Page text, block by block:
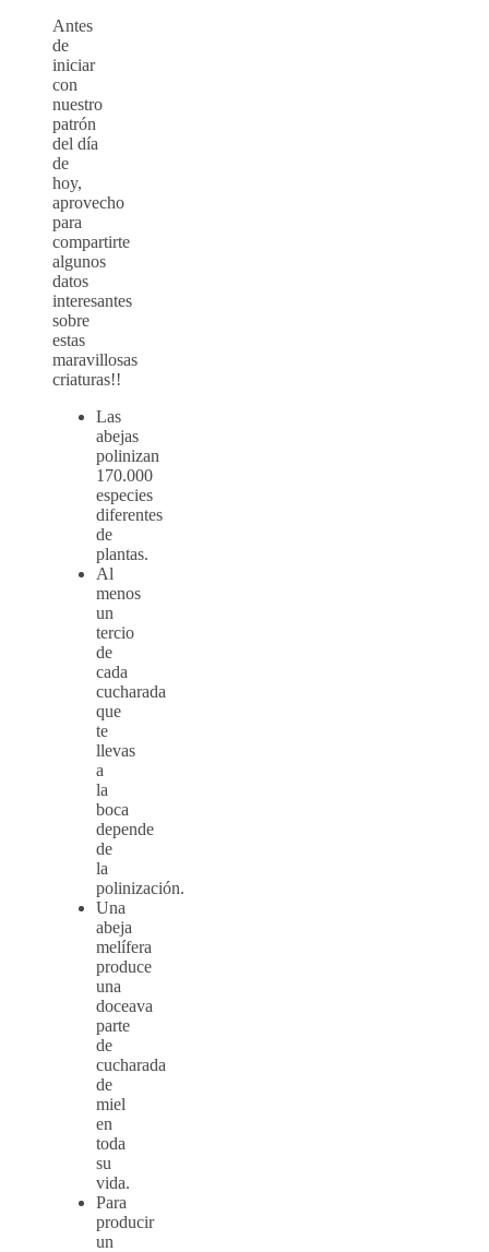
Antes
de
iniciar
con
nuestro
patrón
del día
de
hoy,
aprovecho
para
compartirte
algunos
datos
interesantes
sobre
estas
maravillosas
criaturas!!
Las
abejas
polinizan
170.000
especies
diferentes
de
plantas.
Al
menos
un
tercio
de
cada
cucharada
que
te
llevas
a
la
boca
depende
de
la
polinización.
Una
abeja
melífera
produce
una
doceava
parte
de
cucharada
de
miel
en
toda
su
vida.
Para
producir
un